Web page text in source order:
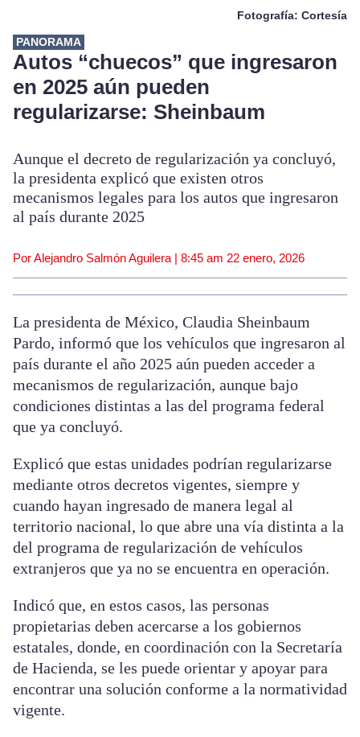
Fotografía: Cortesía
PANORAMA
Autos “chuecos” que ingresaron
en 2025 aún pueden
regularizarse: Sheinbaum
Aunque el decreto de regularización ya concluyó,
la presidenta explicó que existen otros
mecanismos legales para los autos que ingresaron
al país durante 2025
Por Alejandro Salmón Aguilera | 8:45 am 22 enero, 2026
La presidenta de México, Claudia Sheinbaum
Pardo, informó que los vehículos que ingresaron al
país durante el año 2025 aún pueden acceder a
mecanismos de regularización, aunque bajo
condiciones distintas a las del programa federal
que ya concluyó.
Explicó que estas unidades podrían regularizarse
mediante otros decretos vigentes, siempre y
cuando hayan ingresado de manera legal al
territorio nacional, lo que abre una vía distinta a la
del programa de regularización de vehículos
extranjeros que ya no se encuentra en operación.
Indicó que, en estos casos, las personas
propietarias deben acercarse a los gobiernos
estatales, donde, en coordinación con la Secretaría
de Hacienda, se les puede orientar y apoyar para
encontrar una solución conforme a la normatividad
vigente.